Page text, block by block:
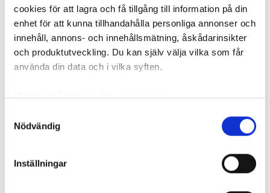
cookies för att lagra och få tillgång till information på din
enhet för att kunna tillhandahålla personliga annonser och
innehåll, annons- och innehållsmätning, åskådarinsikter
och produktutveckling. Du kan själv välja vilka som får
använda din data och i vilka syften.
Med din tillåtelse skulle vi även vilja:
som kan ha en noggrannhet på upp till flera meter
Ta reda på mer om hur dina personliga uppgifter
Nödvändig
Inställningar
Foto: Hyresnämnden
Foto: Hyresnämnden
Hyresgästen borde ha upptäckt och larmat om glipan i duschväggen, menar
domstolarna.
Hyresgästen själv menar att hyresvärden under hela den tid
han bott där varken gjort några inspektioner eller något
sprickan har kunnat uppstå. Sprickan var heller inte så lätt
Värden har en annan uppfattning, och påpekar att företaget